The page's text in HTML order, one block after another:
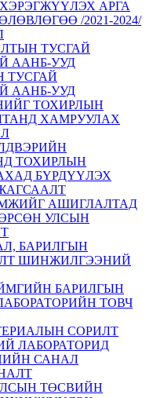
АРГА
/2021-2024/
ТУСГАЙ
ААНБ-УУД
ТУСГАЙ
ААНБ-УУД
ТОХИРЛЫН
ХАМРУУЛАХ
ТОХИРЛЫН
БҮРДҮҮЛЭХ
АШИГЛАЛТАД
УЛСЫН
БАРИЛГЫН
ШИНЖИЛГЭЭНИЙ
БАРИЛГЫН
ТОВЧ
СОРИЛТ
ЛАБОРАТОРИД
САНАЛ
ТӨСВИЙН